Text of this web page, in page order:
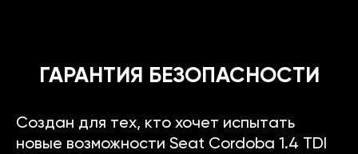
ГАРАНТИЯ БЕЗОПАСНОСТИ
Создан для тех, кто хочет испытать
новые возможности Seat Cordoba 1.4 TDI